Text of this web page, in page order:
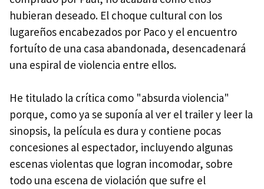
hubieran deseado. El choque cultural con los
lugareños encabezados por Paco y el encuentro
fortuíto de una casa abandonada, desencadenará
una espiral de violencia entre ellos.
He titulado la crítica como "absurda violencia"
porque, como ya se suponía al ver el trailer y leer la
sinopsis, la película es dura y contiene pocas
concesiones al espectador, incluyendo algunas
escenas violentas que logran incomodar, sobre
todo una escena de violación que sufre el